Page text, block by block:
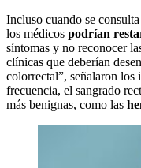
Incluso cuando se
los médicos podrían
síntomas y no reconocer
clínicas que deberían
colorrectal”, señalaron los
frecuencia, el sangrado
más benignas, como las